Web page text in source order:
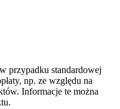
przypadku standardowej
np. ze względu na
Informacje te można